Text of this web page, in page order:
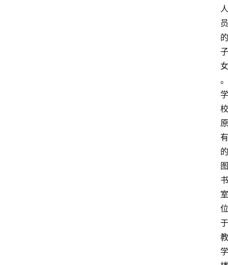
人
员
的
子
女
。
学
校
原
有
的
图
书
室
位
于
教
学